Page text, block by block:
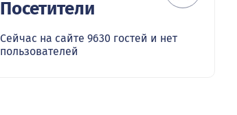
Посетители
Сейчас на сайте 9630 гостей и нет
пользователей